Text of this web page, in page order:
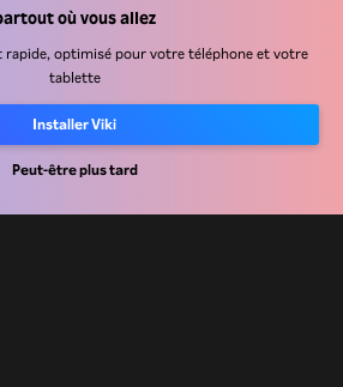
où vous allez
rapide, optimisé pour votre téléphone et votre
tablette
Installer Viki
Peut-être plus tard